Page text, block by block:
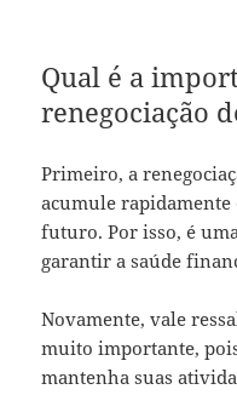
Qual é a
renegociação
Primeiro, a
acumule
futuro. Por isso, é
garantir a saúde
Novamente, vale
muito importante,
mantenha suas